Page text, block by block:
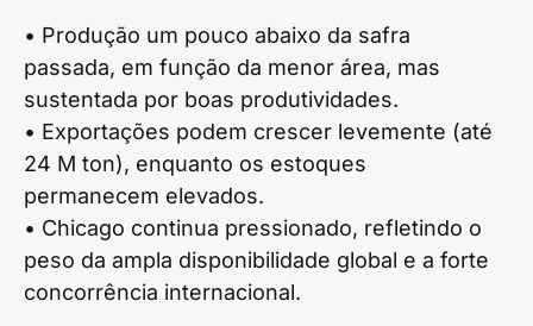
• Produção um pouco abaixo da safra
passada, em função da menor área, mas
sustentada por boas produtividades.
• Exportações podem crescer levemente (até
24 M ton), enquanto os estoques
permanecem elevados.
• Chicago continua pressionado, refletindo o
peso da ampla disponibilidade global e a forte
concorrência internacional.